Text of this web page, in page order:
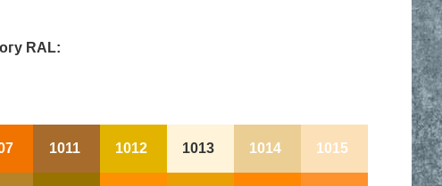
RAL:
1011 1012 1013 1014 1015